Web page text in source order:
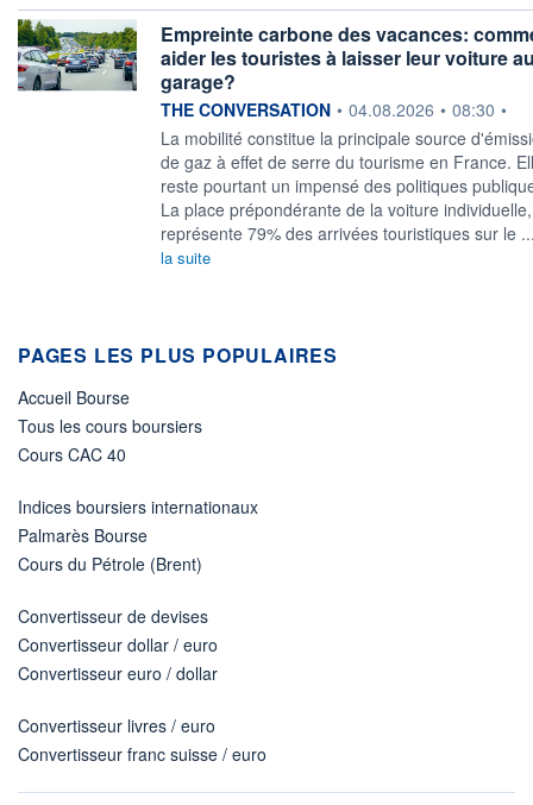
Empreinte carbone des vacances:
aider les touristes à laisser leur voiture
garage?
information fournie par
THE CONVERSATION • 04.08.2026 • 08:30 •
La mobilité constitue la principale source
de gaz à effet de serre du tourisme en France.
reste pourtant un impensé des politiques
La place prépondérante de la voiture
représente 79% des arrivées touristiques sur le
la suite
PAGES LES PLUS POPULAIRES
Accueil Bourse
Tous les cours boursiers
Cours CAC 40
Indices boursiers internationaux
Palmarès Bourse
Cours du Pétrole (Brent)
Convertisseur de devises
Convertisseur dollar / euro
Convertisseur euro / dollar
Convertisseur livres / euro
Convertisseur franc suisse / euro